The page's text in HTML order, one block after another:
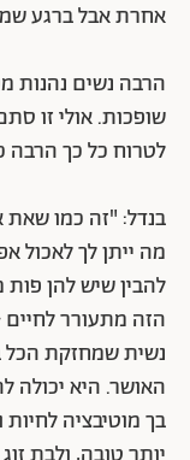
אחרת אבל ברגע
הרבה נשים נהנות
שופכות. אולי זו
לטרוח כל כך הרבה
בנדל: "זה כמו שאת
מה ייתן לך לאכול
להבין שיש להן
הזה מתעורר לחיים
נשית שמחזקת
האושר. היא יכולה
בך מוטיבציה